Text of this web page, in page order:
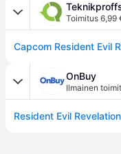
Toimitus 6,99
Capcom Resident Evil
OnBuy
Ilmainen